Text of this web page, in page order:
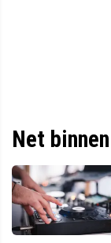
Net binnen